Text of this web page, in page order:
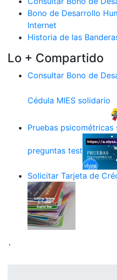
Bono de Desarrollo
Internet
Historia de las
Lo + Compartido
Consultar Bono de
Cédula MIES solidario
Pruebas
preguntas test
Solicitar Tarjeta de
.